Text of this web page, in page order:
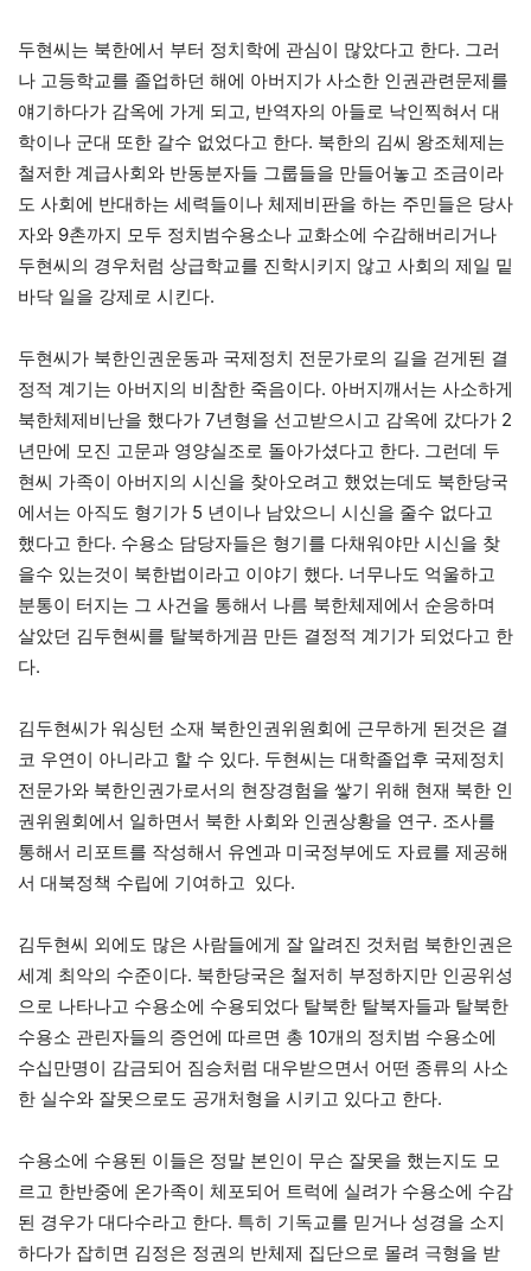
두현씨는 북한에서 부터 정치학에 관심이 많았다고 한다. 그러
나 고등학교를 졸업하던 해에 아버지가 사소한 인권관련문제를
얘기하다가 감옥에 가게 되고, 반역자의 아들로 낙인찍혀서 대
학이나 군대 또한 갈수 없었다고 한다. 북한의 김씨 왕조체제는
철저한 계급사회와 반동분자들 그룹들을 만들어놓고 조금이라
도 사회에 반대하는 세력들이나 체제비판을 하는 주민들은 당사
자와 9촌까지 모두 정치범수용소나 교화소에 수감해버리거나
두현씨의 경우처럼 상급학교를 진학시키지 않고 사회의 제일 밑
바닥 일을 강제로 시킨다.
두현씨가 북한인권운동과 국제정치 전문가로의 길을 걷게된 결
정적 계기는 아버지의 비참한 죽음이다. 아버지깨서는 사소하게
북한체제비난을 했다가 7년형을 선고받으시고 감옥에 갔다가 2
년만에 모진 고문과 영양실조로 돌아가셨다고 한다. 그런데 두
현씨 가족이 아버지의 시신을 찾아오려고 했었는데도 북한당국
에서는 아직도 형기가 5 년이나 남았으니 시신을 줄수 없다고
했다고 한다. 수용소 담당자들은 형기를 다채워야만 시신을 찾
을수 있는것이 북한법이라고 이야기 했다. 너무나도 억울하고
분통이 터지는 그 사건을 통해서 나름 북한체제에서 순응하며
살았던 김두현씨를 탈북하게끔 만든 결정적 계기가 되었다고 한
다.
김두현씨가 워싱턴 소재 북한인권위원회에 근무하게 된것은 결
코 우연이 아니라고 할 수 있다. 두현씨는 대학졸업후 국제정치
전문가와 북한인권가로서의 현장경험을 쌓기 위해 현재 북한 인
권위원회에서 일하면서 북한 사회와 인권상황을 연구. 조사를
통해서 리포트를 작성해서 유엔과 미국정부에도 자료를 제공해
서 대북정책 수립에 기여하고 있다.
김두현씨 외에도 많은 사람들에게 잘 알려진 것처럼 북한인권은
세계 최악의 수준이다. 북한당국은 철저히 부정하지만 인공위성
으로 나타나고 수용소에 수용되었다 탈북한 탈북자들과 탈북한
수용소 관린자들의 증언에 따르면 총 10개의 정치범 수용소에
수십만명이 감금되어 짐승처럼 대우받으면서 어떤 종류의 사소
한 실수와 잘못으로도 공개처형을 시키고 있다고 한다.
수용소에 수용된 이들은 정말 본인이 무슨 잘못을 했는지도 모
르고 한반중에 온가족이 체포되어 트럭에 실려가 수용소에 수감
된 경우가 대다수라고 한다. 특히 기독교를 믿거나 성경을 소지
하다가 잡히면 김정은 정권의 반체제 집단으로 몰려 극형을 받